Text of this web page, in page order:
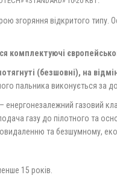
згоряння відкритого
комплектуючі
(безшовні), на
пальника виконується за
енергонезалежний газовий
газу до пілотного та
та безшумному,
15 років.